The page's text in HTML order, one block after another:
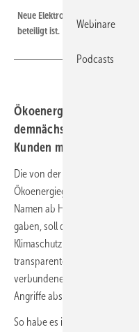
Neue Elektrolyseanlage Haurup
beteiligt ist.
Ökoenergieversorger
demnächst Green Planet
Kunden mit einem rasch
Die von der
Ökoenergiegenossenschaft
Namen ab Herbst tragen. Wie
gaben, soll die Umbenennung
Klimaschutz sowie in der
transparenter werden lassen.
verbundenen Partner
Angriffe abschirmen.
So habe es in der
Webinare
Podcasts